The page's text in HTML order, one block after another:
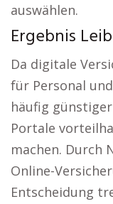
auswählen.
Ergebnis
Da digitale
für Personal
häufig
Portale
machen. Durch
Online-
Entscheidung